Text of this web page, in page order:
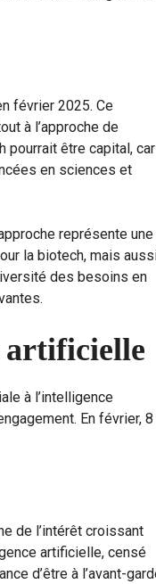
février 2025. Ce
à l’approche de
pourrait être capital, car
en sciences et
représente une
la biotech, mais
des besoins en
artificielle
à l’intelligence
En février, 8
de l’intérêt croissant
artificielle, censé
d’être à l’avant-